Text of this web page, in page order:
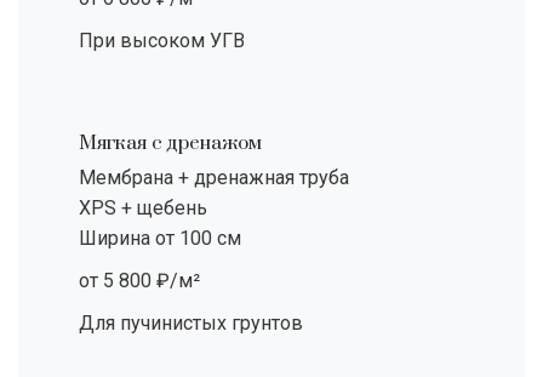
При высоком УГВ
Мягкая с дренажом
Мембрана + дренажная труба
XPS + щебень
Ширина от 100 см
от 5 800 ₽/м²
Для пучинистых грунтов